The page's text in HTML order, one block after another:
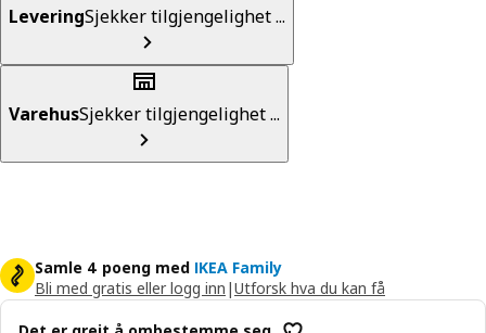
LeveringSjekker tilgjengelighet ...
VarehusSjekker tilgjengelighet ...
Samle 4 poeng med IKEA Family
Bli med gratis eller logg inn |Utforsk hva du kan få